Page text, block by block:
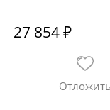
27 854 ₽